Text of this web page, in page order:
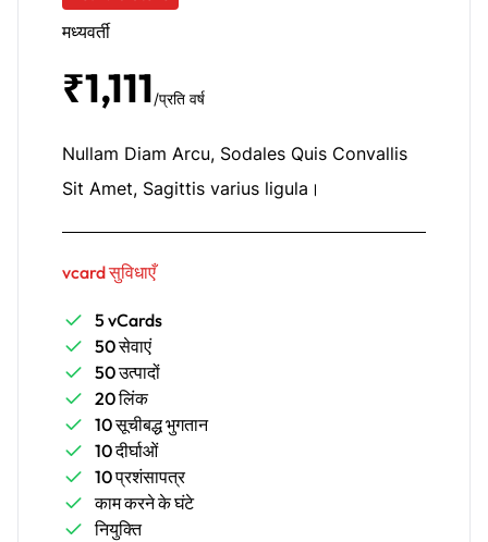
मध्यवर्ती
₹1,111/प्रति वर्ष
Nullam Diam Arcu, Sodales Quis Convallis
Sit Amet, Sagittis varius ligula।
vcard सुविधाएँ
5 vCards
50 सेवाएं
50 उत्पादों
20 लिंक
10 सूचीबद्ध भुगतान
10 दीर्घाओं
10 प्रशंसापत्र
काम करने के घंटे
नियुक्ति